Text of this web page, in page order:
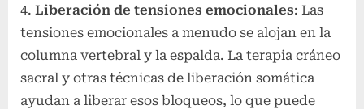
Liberación de tensiones emocionales: Las
tensiones emocionales a menudo se alojan en la
columna vertebral y la espalda. La terapia cráneo
sacral y otras técnicas de liberación somática
ayudan a liberar esos bloqueos, lo que puede